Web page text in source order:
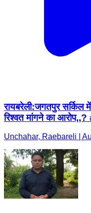
रायबरेली:जगतपुर
रिश्वत मांगने का
Unchahar, Raebareli |